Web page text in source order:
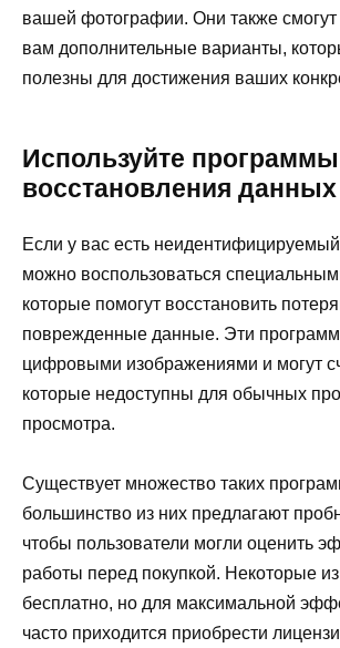
вашей фотографии. Они также
вам дополнительные варианты,
полезны для достижения ваших
Используйте
восстановления данных
Если у вас есть
можно воспользоваться
которые помогут восстановить
поврежденные данные. Эти
цифровыми изображениями и могут
которые недоступны для обычных
просмотра.
Существует множество таких
большинство из них предлагают
чтобы пользователи могли оценить
работы перед покупкой. Некоторые
бесплатно, но для максимальной
часто приходится приобрести